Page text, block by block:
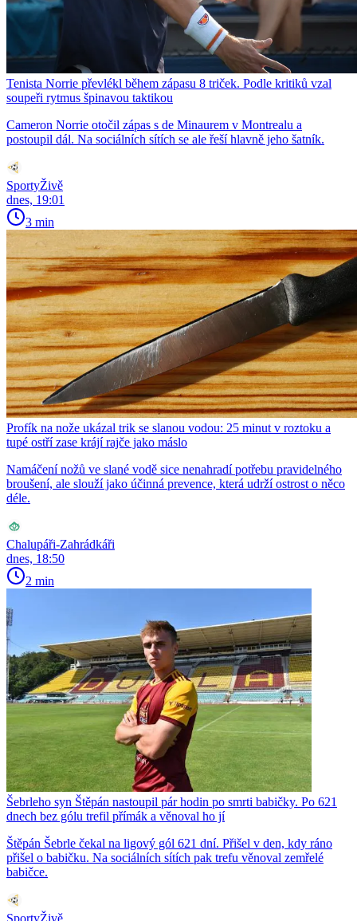
Tenista Norrie převlékl během zápasu 8 triček. Podle kritiků vzal
soupeři rytmus špinavou taktikou
Cameron Norrie otočil zápas s de Minaurem v Montrealu a
postoupil dál. Na sociálních sítích se ale řeší hlavně jeho šatník.
SportyŽivě
dnes, 19:01
3 min
Profík na nože ukázal trik se slanou vodou: 25 minut v roztoku a
tupé ostří zase krájí rajče jako máslo
Namáčení nožů ve slané vodě sice nenahradí potřebu pravidelného
broušení, ale slouží jako účinná prevence, která udrží ostrost o něco
déle.
Chalupáři-Zahrádkáři
dnes, 18:50
2 min
Šebrleho syn Štěpán nastoupil pár hodin po smrti babičky. Po 621
dnech bez gólu trefil přímák a věnoval ho jí
Štěpán Šebrle čekal na ligový gól 621 dní. Přišel v den, kdy ráno
přišel o babičku. Na sociálních sítích pak trefu věnoval zemřelé
babičce.